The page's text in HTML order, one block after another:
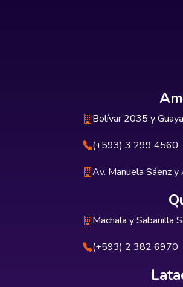
Bolívar 2035 y
(+593) 3 299 4560
Av. Manuela Sáenz
Machala y Sabanilla
(+593) 2 382 6970